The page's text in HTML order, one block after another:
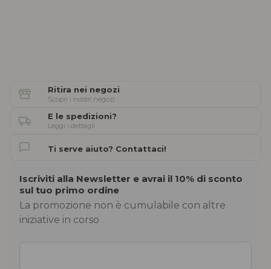
Ritira nei negozi
Scopri i nostri negozi
E le spedizioni?
Leggi i dettagli
Ti serve aiuto? Contattaci!
Iscriviti alla Newsletter e avrai il 10% di sconto
sul tuo primo ordine
La promozione non è cumulabile con altre
iniziative in corso